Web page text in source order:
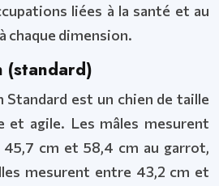
liées à la santé et au
chaque dimension.
(standard)
Standard est un chien de taille
et agile. Les mâles mesurent
cm et 58,4 cm au garrot,
mesurent entre 43,2 cm et